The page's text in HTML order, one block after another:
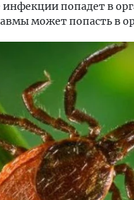
попадет в
может попасть в